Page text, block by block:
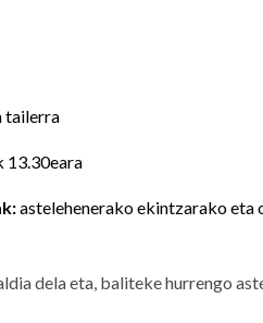
tailerra
13.30eara
astelehenerako ekintzarako
dela eta, baliteke hurrengo